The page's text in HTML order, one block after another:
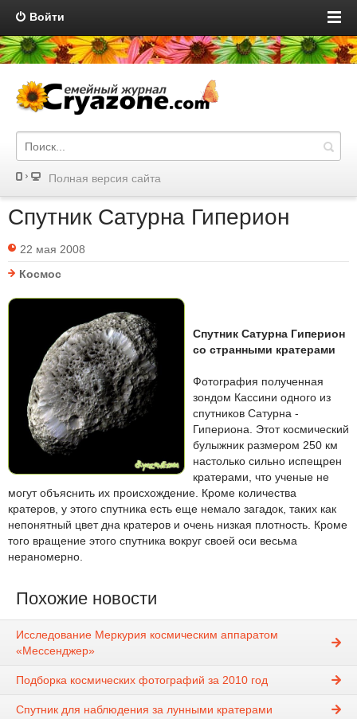
Войти
Полная версия сайта
Спутник Сатурна Гиперион
22 мая 2008
Космос
Спутник Сатурна Гиперион
со странными кратерами
Фотография полученная
зондом Кассини одного из
спутников Сатурна -
Гипериона. Этот космический
булыжник размером 250 км
настолько сильно испещрен
кратерами, что ученые не
могут объяснить их происхождение. Кроме количества
кратеров, у этого спутника есть еще немало загадок, таких как
непонятный цвет дна кратеров и очень низкая плотность. Кроме
того вращение этого спутника вокруг своей оси весьма
нераномерно.
Похожие новости
Исследование Меркурия космическим аппаратом
«Мессенджер»
Подборка космических фотографий за 2010 год
Спутник для наблюдения за лунными кратерами